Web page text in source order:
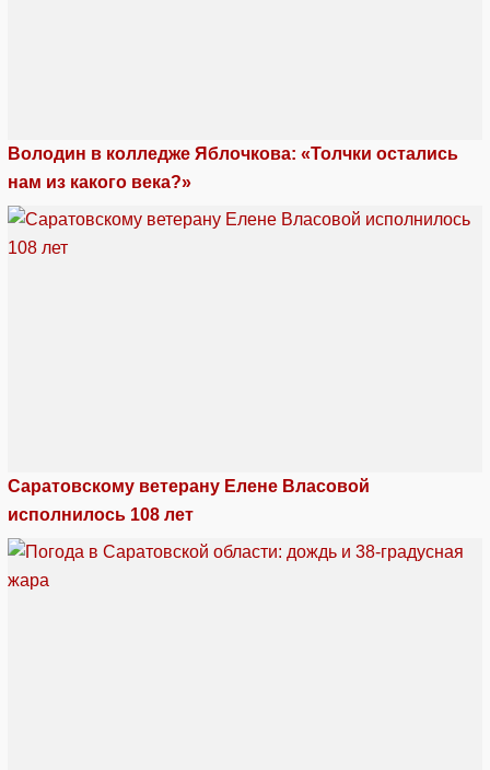
Володин в колледже Яблочкова: «Толчки остались
нам из какого века?»
Саратовскому ветерану Елене Власовой
исполнилось 108 лет